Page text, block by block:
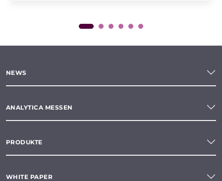
NEWS
ANALYTICA MESSEN
PRODUKTE
WHITE PAPER